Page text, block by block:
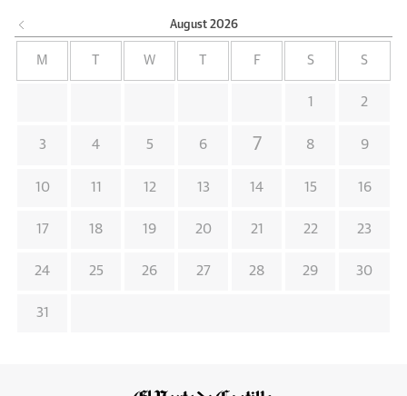
August 2026
M W F S S
1 2
3 4 5 6 7 8 9
10 11 12 13 14 15 16
17 18 19 20 21 22 23
24 25 26 27 28 29 30
31